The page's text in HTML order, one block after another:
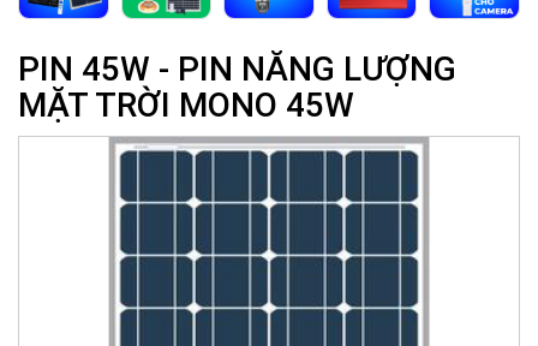
PIN 45W - PIN NĂNG LƯỢNG
MẶT TRỜI MONO 45W